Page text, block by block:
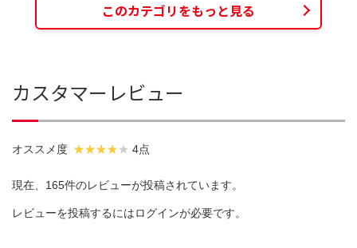
このカテゴリをもっと見る
カスタマーレビュー
オススメ度 4点
現在、165件のレビューが投稿されています。
レビューを投稿するにはログインが必要です。